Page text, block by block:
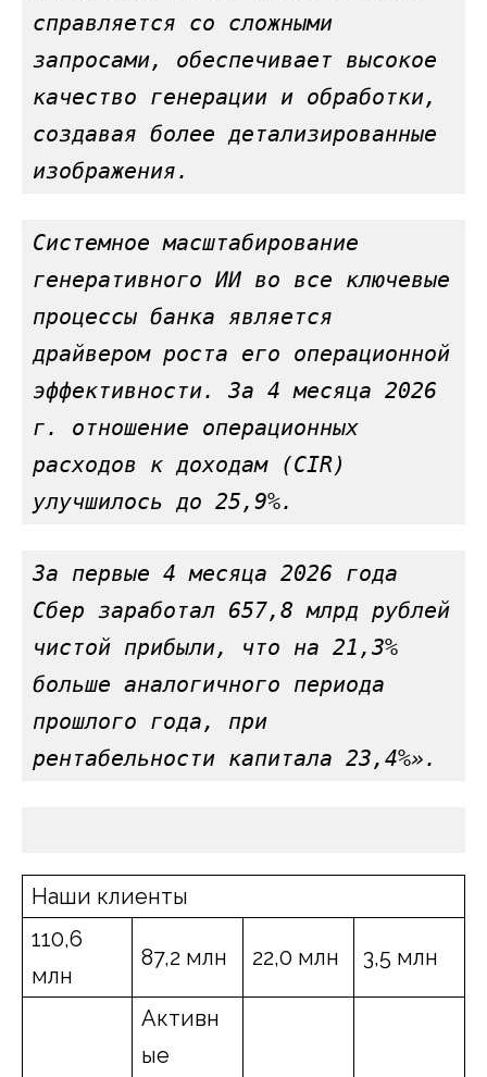
справляется со сложными
запросами, обеспечивает высокое
качество генерации и обработки,
создавая более детализированные
изображения.
Системное масштабирование
генеративного ИИ во все ключевые
процессы банка является
драйвером роста его операционной
эффективности. За 4 месяца 2026
г. отношение операционных
расходов к доходам (CIR)
улучшилось до 25,9%.
За первые 4 месяца 2026 года
Сбер заработал 657,8 млрд рублей
чистой прибыли, что на 21,3%
больше аналогичного периода
прошлого года, при
рентабельности капитала 23,4%».
Наши клиенты
110,6
млн
87,2 млн 22,0 млн 3,5 млн
Активн
ые